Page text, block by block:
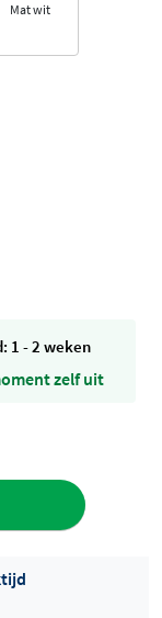
Mat wit
1 - 2 weken
zelf uit